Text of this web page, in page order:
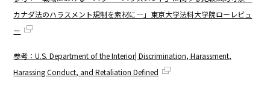
カナダ法のハラスメント規制を素材に―」東京大学法科大学院ローレビュ
ー
参考：U.S. Department of the Interior| Discrimination, Harassment,
Harassing Conduct, and Retaliation Defined